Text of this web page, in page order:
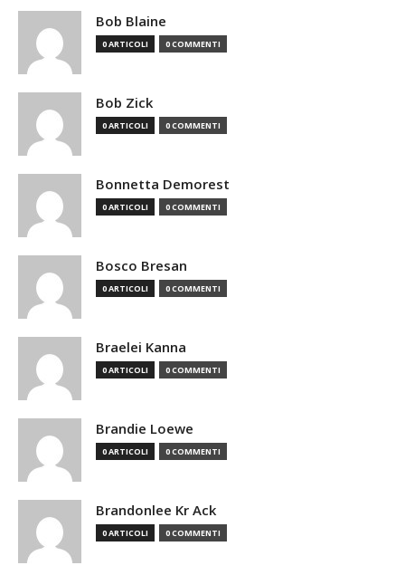
Bob Blaine
0 ARTICOLI 0 COMMENTI
Bob Zick
0 ARTICOLI 0 COMMENTI
Bonnetta Demorest
0 ARTICOLI 0 COMMENTI
Bosco Bresan
0 ARTICOLI 0 COMMENTI
Braelei Kanna
0 ARTICOLI 0 COMMENTI
Brandie Loewe
0 ARTICOLI 0 COMMENTI
Brandonlee Kr Ack
0 ARTICOLI 0 COMMENTI